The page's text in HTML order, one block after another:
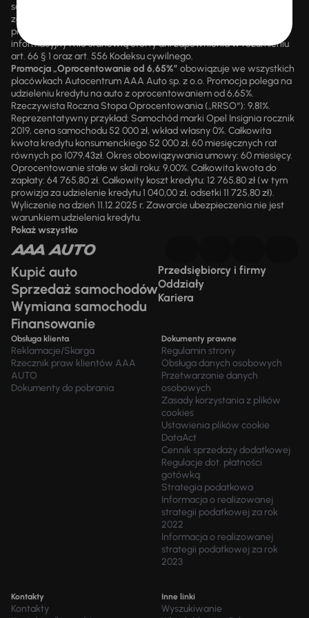
są przez upoważnionych pracowników AAA AUTO. AAA AUTO
zastrzega sobie prawo do zawarcia umowy wyłącznie w formie
pisemnej. Prezentowane informacje mają charakter wyłącznie
informacyjny i nie stanowią oferty ani zapewnienia w rozumieniu
art. 66 § 1 oraz art. 556 Kodeksu cywilnego.
Promocja „Oprocentowanie od 6,65%” obowiązuje we wszystkich
placówkach Autocentrum AAA Auto sp. z o.o. Promocja polega na
udzieleniu kredytu na auto z oprocentowaniem od 6,65%.
Rzeczywista Roczna Stopa Oprocentowania („RRSO“): 9,81%.
Reprezentatywny przykład: Samochód marki Opel Insignia rocznik
2019, cena samochodu 52 000 zł, wkład własny 0%. Całkowita
kwota kredytu konsumenckiego 52 000 zł, 60 miesięcznych rat
równych po 1079,43zł. Okres obowiązywania umowy: 60 miesięcy.
Oprocentowanie stałe w skali roku: 9,00%. Całkowita kwota do
zapłaty: 64 765,80 zł. Całkowity koszt kredytu: 12 765,80 zł (w tym
prowizja za udzielenie kredytu 1 040,00 zł, odsetki 11 725,80 zł).
Wyliczenie na dzień 11.12.2025 r. Zawarcie ubezpieczenia nie jest
warunkiem udzielenia kredytu.
Pokaż wszystko
Kupić auto
Sprzedaż samochodów
Wymiana samochodu
Finansowanie
Przedsiębiorcy i firmy
Oddziały
Kariera
Obsługa klienta
Reklamacje/Skarga
Rzecznik praw klientów AAA
AUTO
Dokumenty do pobrania
Dokumenty prawne
Regulamin strony
Obsługa danych osobowych
Przetwarzanie danych
osobowych
Zasady korzystania z plików
cookies
Ustawienia plików cookie
DataAct
Cennik sprzedaży dodatkowej
Regulacje dot. płatności
gotówką
Strategia podatkowa
Informacja o realizowanej
strategii podatkowej za rok
2022
Informacja o realizowanej
strategii podatkowej za rok
2023
Kontakty
Kontakty
Inne linki
Wyszukiwanie